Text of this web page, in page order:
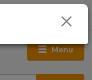
Menu
0,00 €